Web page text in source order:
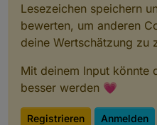
Lesezeichen speichern
bewerten, um anderen
deine Wertschätzung zu
Mit deinem Input könnte
besser werden 💗
Registrieren Anmelden